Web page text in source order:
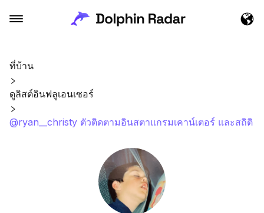
ที่บ้าน
ดูลิสต์อินฟลูเอนเซอร์
@ryan__christy ตัวติดตามอินสตาแกรมเคาน์เตอร์ และสถิติ